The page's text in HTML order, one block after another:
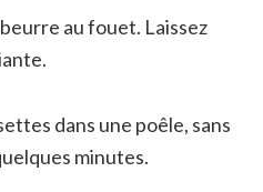
au fouet. Laissez
dans une poêle, sans
minutes.